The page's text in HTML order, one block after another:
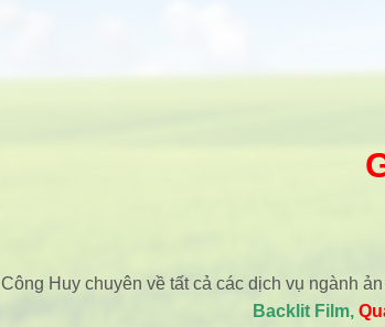
Công Huy chuyên về tất cả các dịch vụ ngành
Backlit Film,